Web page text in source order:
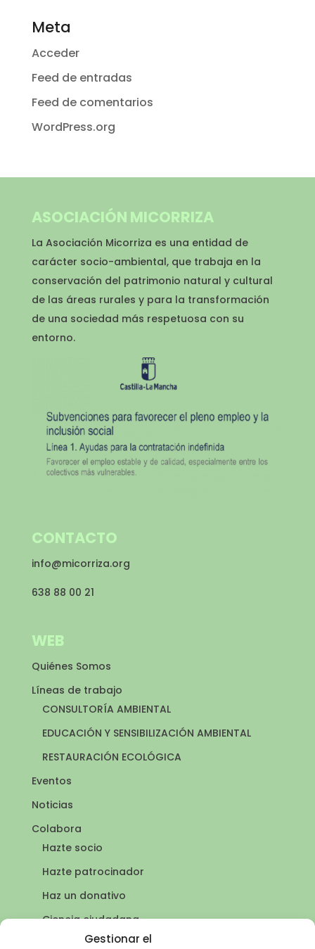
Gestionar el
Meta
Acceder
Feed de entradas
Feed de comentarios
WordPress.org
ASOCIACIÓN MICORRIZA
La Asociación Micorriza es una entidad de
carácter socio-ambiental, que trabaja en la
conservación del patrimonio natural y cultural
de las áreas rurales y para la transformación
de una sociedad más respetuosa con su
entorno.
CONTACTO
info@micorriza.org
638 88 00 21
WEB
Quiénes Somos
Líneas de trabajo
CONSULTORÍA AMBIENTAL
EDUCACIÓN Y SENSIBILIZACIÓN AMBIENTAL
RESTAURACIÓN ECOLÓGICA
Eventos
Noticias
Colabora
Hazte socio
Hazte patrocinador
Haz un donativo
Ciencia ciudadana
Puntos de agua